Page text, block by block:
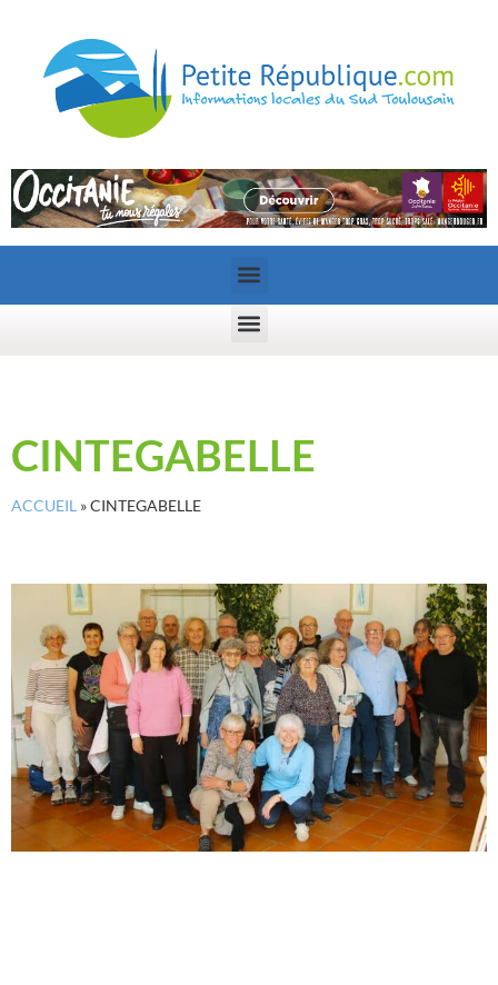
CINTEGABELLE
ACCUEIL »CINTEGABELLE